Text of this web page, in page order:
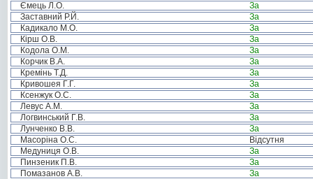
Ємець Л.О.
За
Заставний Р.Й.
За
Кадикало М.О.
За
Кірш О.В.
За
Кодола О.М.
За
Корчик В.А.
За
Кремінь Т.Д.
За
Кривошея Г.Г.
За
Ксенжук О.С.
За
Левус А.М.
За
Логвинський Г.В.
За
Лунченко В.В.
За
Масоріна О.С.
Відсутня
Медуниця О.В.
За
Пинзеник П.В.
За
Помазанов А.В.
За